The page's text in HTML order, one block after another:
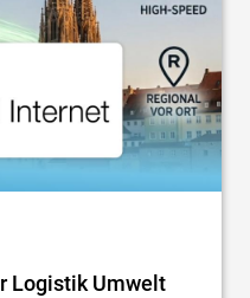
Logistik Umwelt